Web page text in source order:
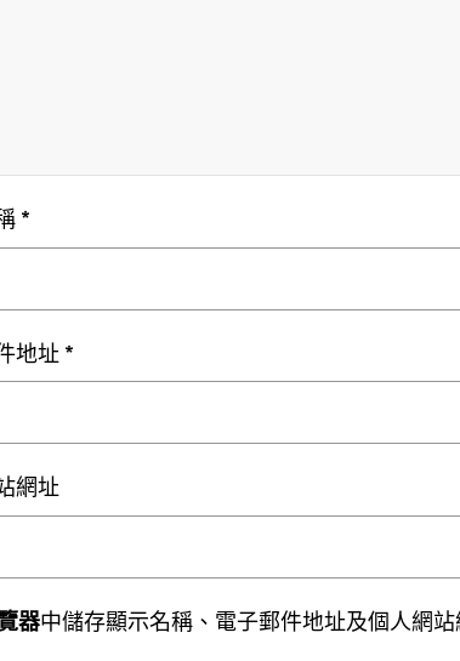
*
地址 *
網址
器中儲存顯示名稱、電子郵件地址及個人網